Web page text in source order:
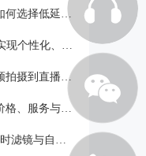
美颜SDK价格差异解析：开发团队如何选择低延迟、多端适配方案
下一代AI滤镜如何升级？美颜SDK实现个性化、实时渲染与场景自适应
美颜SDK全场景应用解析：从短视频拍摄到直播连麦的自然美颜解决方案
美颜SDK选型指南：算法、性能、价格、服务与多端适配全维度分析
OpenGL美颜技术入门：美颜SDK实时滤镜与自然磨皮实现原理